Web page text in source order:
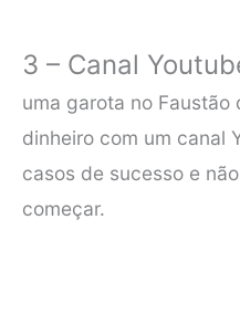
3 – Canal
uma garota no Faustão
dinheiro com um canal
casos de sucesso e
começar.